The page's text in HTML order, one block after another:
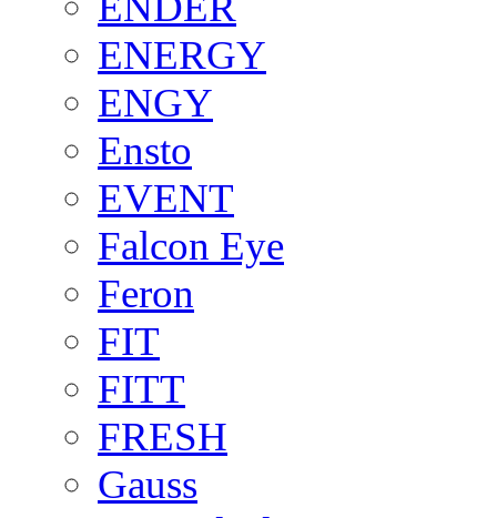
ENERGY
ENGY
Ensto
EVENT
Falcon Eye
Feron
FIT
FITT
FRESH
Gauss